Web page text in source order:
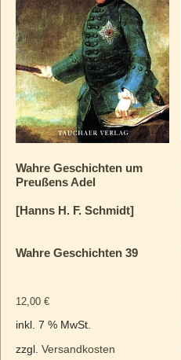
Wahre Geschichten um
Preußens Adel
[Hanns H. F. Schmidt]
Wahre Geschichten 39
12,00 €
inkl. 7 % MwSt.
zzgl. Versandkosten